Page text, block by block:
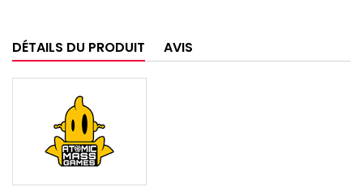
DÉTAILS DU PRODUIT AVIS